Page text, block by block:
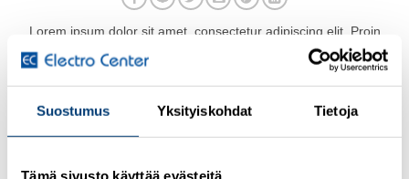
Suostumus Yksityiskohdat Tietoja
Tämä sivusto käyttää evästeitä
Lorem ipsum dolor sit amet, consectetur adipiscing elit. Proin